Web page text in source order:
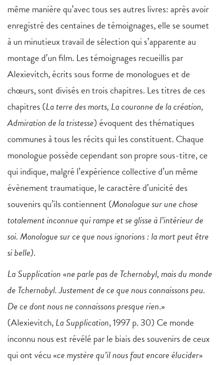
même manière qu’avec tous ses autres livres: après avoir
enregistré des centaines de témoignages, elle se soumet
à un minutieux travail de sélection qui s’apparente au
montage d’un film. Les témoignages recueillis par
Alexievitch, écrits sous forme de monologues et de
chœurs, sont divisés en trois chapitres. Les titres de ces
chapitres (La terre des morts, La couronne de la création,
Admiration de la tristesse) évoquent des thématiques
communes à tous les récits qui les constituent. Chaque
monologue possède cependant son propre sous-titre, ce
qui indique, malgré l’expérience collective d’un même
évènement traumatique, le caractère d’unicité des
souvenirs qu’ils contiennent (Monologue sur une chose
totalement inconnue qui rampe et se glisse à l’intérieur de
soi. Monologue sur ce que nous ignorions : la mort peut être
si belle).
La Supplication «ne parle pas de Tchernobyl, mais du monde
de Tchernobyl. Justement de ce que nous connaissons peu.
De ce dont nous ne connaissons presque rien.»
(Alexievitch,La Supplication, 1997 p. 30) Ce monde
inconnu nous est révélé par le biais des souvenirs de ceux
qui ont vécu «ce mystère qu’il nous faut encore élucider»